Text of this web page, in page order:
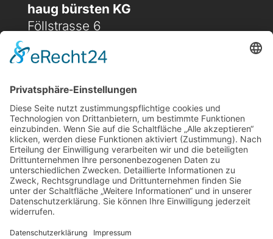
haug bürsten KG
Föllstrasse 6
D-86343 Königsbrunn
 (+49) 08231 / 96 30 96
 office@haugbuersten.de
Weitere Seiten
Hygienesortiment
Haushaltssortiment
Ansprechpartner
Jobs